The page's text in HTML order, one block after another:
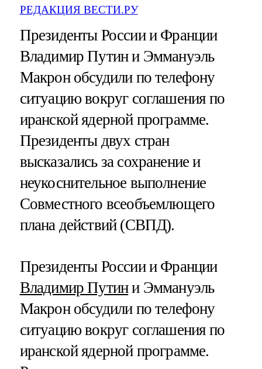
РЕДАКЦИЯ ВЕСТИ.РУ
Президенты России и Франции
Владимир Путин и Эммануэль
Макрон обсудили по телефону
ситуацию вокруг соглашения по
иранской ядерной программе.
Президенты двух стран
высказались за сохранение и
неукоснительное выполнение
Совместного всеобъемлющего
плана действий (СВПД).
Президенты России и Франции
Владимир Путини Эммануэль
Макрон обсудили по телефону
ситуацию вокруг соглашения по
иранской ядерной программе.